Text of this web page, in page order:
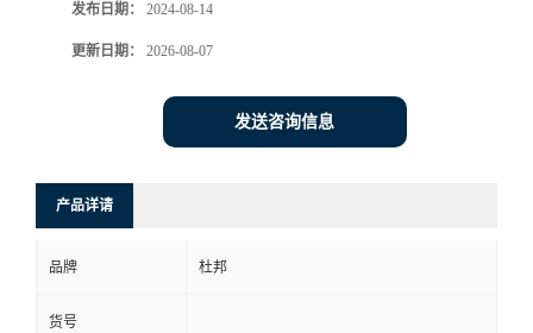
发布日期： 2024-08-14
更新日期： 2026-08-07
发送咨询信息
产品详请
品牌 杜邦
货号